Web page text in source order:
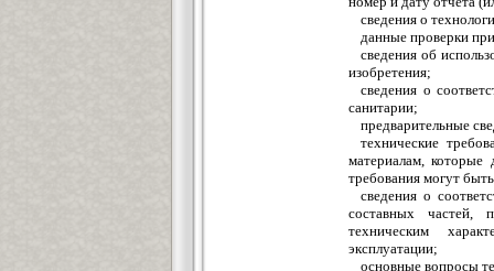
сведения о
данные проверки
сведения об
изобретения;
сведения о
санитарии;
предварительные
технические
материалам, которые
требования могут
сведения о
составных частей,
техническим
эксплуатации;
основные вопросы